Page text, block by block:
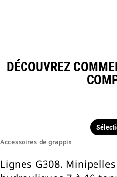
DÉCOUVREZ
Accessoires de grappin
Lignes G308. Minipelles